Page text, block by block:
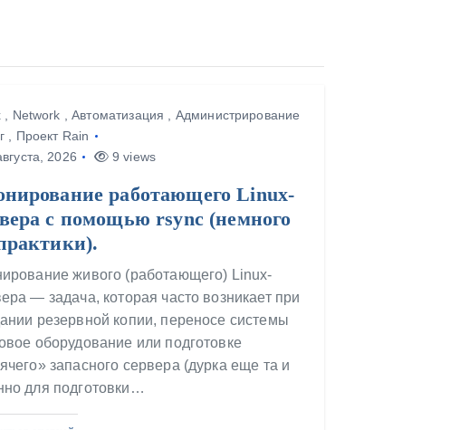
Network ,Автоматизация
Администрирование
Проект Rain
2026
9 views
работающего Linux-
с помощью rsync (немного
живого (работающего) Linux-
— задача, которая часто возникает при
резервной копии, переносе системы
оборудование или подготовке
запасного сервера (дурка еще та и
для подготовки…